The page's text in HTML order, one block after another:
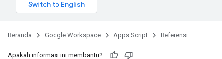
Beranda Google Workspace Apps Script Referensi
Apakah informasi ini membantu?